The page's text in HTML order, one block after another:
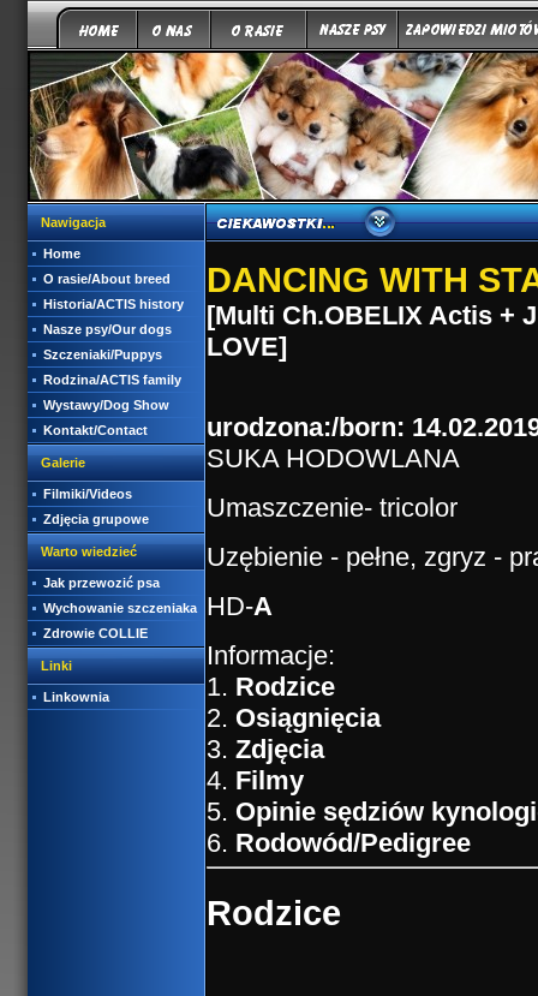
Nawigacja
Home
O rasie/About breed
Historia/ACTIS history
Nasze psy/Our dogs
Szczeniaki/Puppys
Rodzina/ACTIS family
Wystawy/Dog Show
Kontakt/Contact
Galerie
Filmiki/Videos
Zdjęcia grupowe
Warto wiedzieć
Jak przewozić psa
Wychowanie szczeniaka
Zdrowie COLLIE
Linki
Linkownia
DANCING WITH
[Multi Ch.OBELIX Actis +
LOVE]
urodzona:/born:
SUKA HODOWLANA
Umaszczenie- tricolor
Uzębienie - pełne, zgryz -
HD-A
Informacje:
1. Rodzice
2. Osiągnięcia
3. Zdjęcia
4. Filmy
5. Opinie sędziów
6. Rodowód/Pedigree
Rodzice